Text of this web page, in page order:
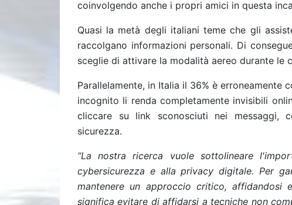
coinvolgendo anche i propri amici in questa
Quasi la metà degli italiani teme che gli
raccolgano informazioni personali. Di
sceglie di attivare la modalità aereo durante le
Parallelamente, in Italia il 36% è
incognito li renda completamente invisibili
cliccare su link sconosciuti nei messaggi,
sicurezza.
“La nostra ricerca vuole sottolineare
cybersicurezza e alla privacy digitale. Per
mantenere un approccio critico,
significa evitare di affidarsi a tecniche non